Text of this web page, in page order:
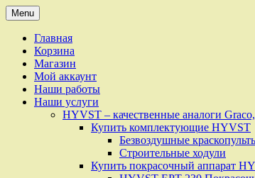
Skip
to
content
Menu
Главная
Корзина
Магазин
Мой аккаунт
Наши работы
Наши услуги
HYVST – качественные аналоги
Купить комплектующие HYVST
Безвоздушные
Строительные ходули
Купить покрасочный аппарат